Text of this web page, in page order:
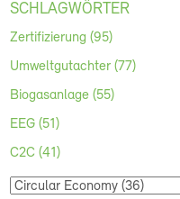
SCHLAGWÖRTER
Zertifizierung (95)
Umweltgutachter (77)
Biogasanlage (55)
EEG (51)
C2C (41)